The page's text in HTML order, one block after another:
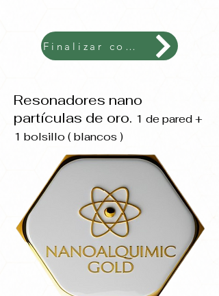
Finalizar compra 188 €
Resonadores nano
partículas de oro. 1 de pared +
1 bolsillo ( blancos )